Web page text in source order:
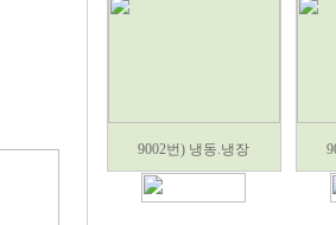
9002번) 냉동.냉장